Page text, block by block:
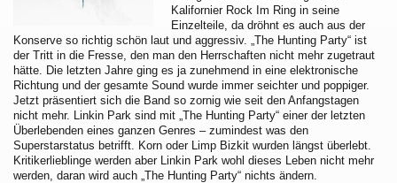
Kalifornier Rock Im Ring in seine
Einzelteile, da dröhnt es auch aus der
Konserve so richtig schön laut und aggressiv. „The Hunting Party“ ist
der Tritt in die Fresse, den man den Herrschaften nicht mehr zugetraut
hätte. Die letzten Jahre ging es ja zunehmend in eine elektronische
Richtung und der gesamte Sound wurde immer seichter und poppiger.
Jetzt präsentiert sich die Band so zornig wie seit den Anfangstagen
nicht mehr. Linkin Park sind mit „The Hunting Party“ einer der letzten
Überlebenden eines ganzen Genres – zumindest was den
Superstarstatus betrifft. Korn oder Limp Bizkit wurden längst überlebt.
Kritikerlieblinge werden aber Linkin Park wohl dieses Leben nicht mehr
werden, daran wird auch „The Hunting Party“ nichts ändern.